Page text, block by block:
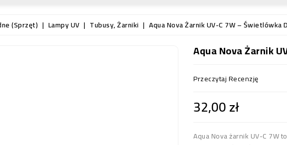
(sprzęt) Lampy UV Tubusy, Żarniki Aqua Nova Żarnik UV-C 7W – Świetlówka
Aqua Nova Żarnik
Przeczytaj Recenzję
32,00 zł
Aqua Nova żarnik UV-C 7W